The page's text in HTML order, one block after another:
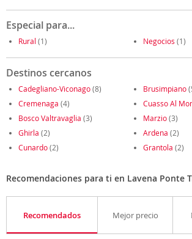
Especial para...
Rural (1) Negocios (1)
Destinos cercanos
Cadegliano-Viconago(8) Brusimpiano
Cremenaga (4) Cuasso Al
Bosco Valtravaglia (3) Marzio(3)
Ghirla (2) Ardena (2)
Cunardo(2) Grantola (2)
Recomendaciones para ti en Lavena Ponte
Recomendados Mejor precio